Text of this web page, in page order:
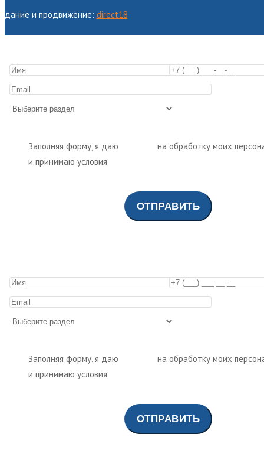
и продвижение: direct18
Заполняя форму, я даю
на обработку моих
и принимаю условия
Заполняя форму, я даю
на обработку моих
и принимаю условия